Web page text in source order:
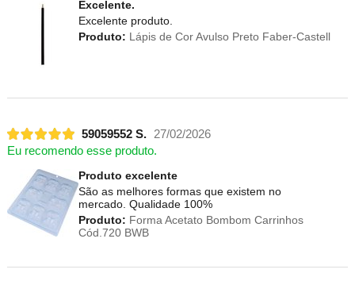
Excelente.
Excelente produto.
Produto: Lápis de Cor Avulso Preto Faber-Castell
59059552 S.
27/02/2026
Eu recomendo esse produto.
Produto excelente
São as melhores formas que existem no
mercado. Qualidade 100%
Produto: Forma Acetato Bombom Carrinhos
Cód.720 BWB